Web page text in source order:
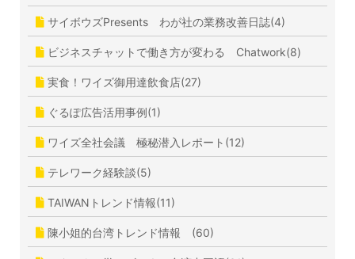
サイボウズPresents わが社の業務改善日誌(4)
ビジネスチャットで働き方が変わる Chatwork(8)
実食！ワイズ御用達飲食店(27)
ぐるぽ広告活用事例(1)
ワイズ全社会議 極秘潜入レポート(12)
テレワーク経験談(5)
TAIWANトレンド情報(11)
陳小姐的台湾トレンド情報 (60)